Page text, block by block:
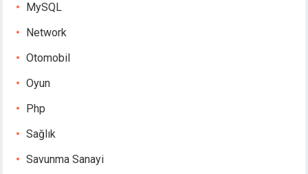
MySQL
Network
Otomobil
Oyun
Php
Sağlık
Savunma Sanayi